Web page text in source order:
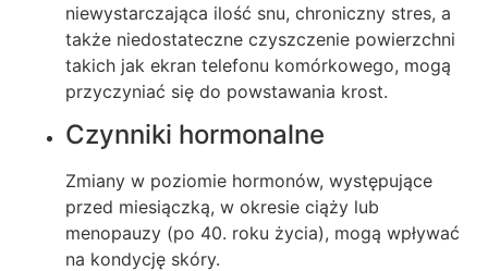
niewystarczająca ilość snu, chroniczny stres, a
także niedostateczne czyszczenie powierzchni
takich jak ekran telefonu komórkowego, mogą
przyczyniać się do powstawania krost.
Czynniki hormonalne
Zmiany w poziomie hormonów, występujące
przed miesiączką, w okresie ciąży lub
menopauzy (po 40. roku życia), mogą wpływać
na kondycję skóry.